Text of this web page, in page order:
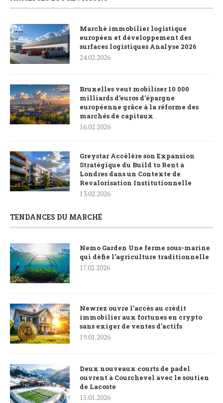
Marché immobilier logistique
européen et développement des
surfaces logistiques Analyse 2026
24.02.2026
Bruxelles veut mobiliser 10 000
milliards d’euros d’épargne
européenne grâce à la réforme des
marchés de capitaux
16.02.2026
Greystar Accélère son Expansion
Stratégique du Build to Rent à
Londres dans un Contexte de
Revalorisation Institutionnelle
13.02.2026
TENDANCES DU MARCHÉ
Nemo Garden Une ferme sous-marine
qui défie l’agriculture traditionnelle
17.02.2026
Newrez ouvre l’accès au crédit
immobilier aux fortunes en crypto
sans exiger de ventes d’actifs
19.01.2026
Deux nouveaux courts de padel
ouvrent à Courchevel avec le soutien
de Lacoste
15.01.2026